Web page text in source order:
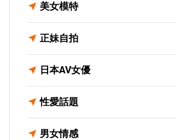
美女模特
正妹自拍
日本AV女優
性愛話題
男女情感